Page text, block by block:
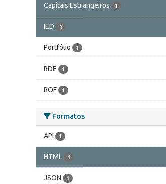
Capitais Estrangeiros 1
IED 1
Portfólio 1
RDE 1
ROF 1
Formatos
API 1
HTML 1
JSON 1